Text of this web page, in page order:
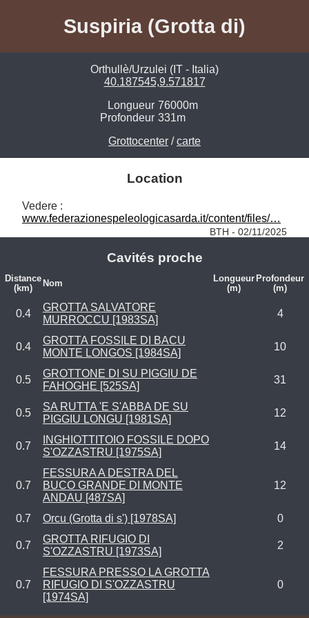
Suspiria (Grotta di)
Orthullè/Urzulei (IT - Italia)
40.187545,9.571817
Longueur 76000m
Profondeur 331m
Grottocenter /carte
Location
www.federazionespeleologicasarda.it/content/files/…
BTH - 02/11/2025
Cavités proche
Distance
(km)
Nom
Longueur
(m)
Profondeur
(m)
0.4
GROTTA SALVATORE
MURROCCU [1983SA]
4
0.4
GROTTA FOSSILE DI BACU
MONTE LONGOS [1984SA]
10
0.5
GROTTONE DI SU PIGGIU DE
FAHOGHE [525SA]
31
0.5
SA RUTTA 'E S'ABBA DE SU
PIGGIU LONGU [1981SA]
12
0.7
INGHIOTTITOIO FOSSILE DOPO
S'OZZASTRU [1975SA]
14
0.7
FESSURA A DESTRA DEL
BUCO GRANDE DI MONTE
ANDAU [487SA]
12
0.7 Orcu (Grotta di s') [1978SA] 0
0.7
GROTTA RIFUGIO DI
S'OZZASTRU [1973SA]
2
0.7
FESSURA PRESSO LA GROTTA
RIFUGIO DI S'OZZASTRU
[1974SA]
0